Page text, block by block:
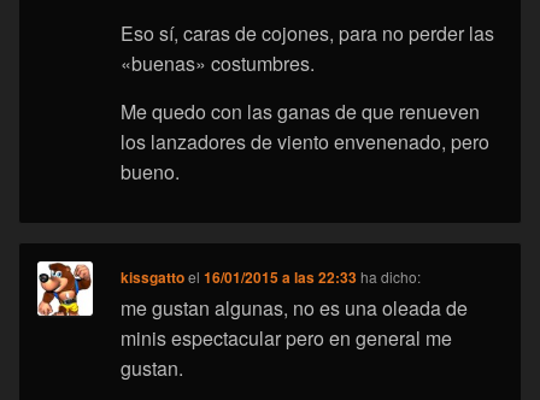
Eso sí, caras de cojones, para no perder las
«buenas» costumbres.
Me quedo con las ganas de que renueven
los lanzadores de viento envenenado, pero
bueno.
kissgattoel16/01/2015 a las 22:33 ha dicho:
me gustan algunas, no es una oleada de
minis espectacular pero en general me
gustan.